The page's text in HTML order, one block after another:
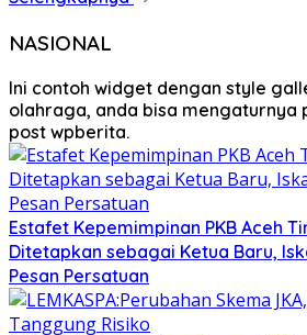
NASIONAL
Ini contoh widget dengan style
olahraga, anda bisa mengaturnya
post wpberita.
Estafet Kepemimpinan PKB Aceh
Ditetapkan sebagai Ketua Baru,
Pesan Persatuan